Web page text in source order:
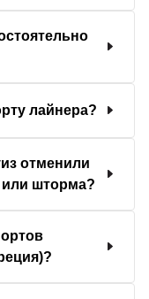
лайнера?
отменили
или шторма?